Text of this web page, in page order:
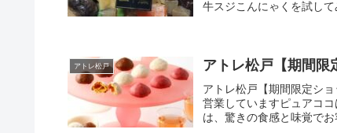
牛スジこんにゃくを試し
アトレ松戸 アトレ松戸【期間
アトレ松戸【期間限定シ
営業していますピュアコ
は、驚きの食感と味覚で